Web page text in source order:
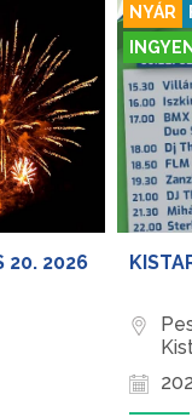
20. 2026
NYÁR